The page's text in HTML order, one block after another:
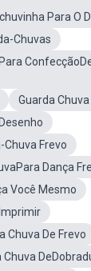
Para O
Chuvas
Guarda
Chuva Frevo
Dança
Você Mesmo
Chuva De Frevo